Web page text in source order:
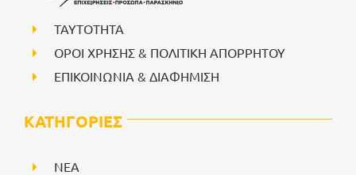
ΤΑΥΤΟΤΗΤΑ
ΟΡΟΙ ΧΡΗΣΗΣ & ΠΟΛΙΤΙΚΗ ΑΠΟΡΡΗΤΟΥ
ΕΠΙΚΟΙΝΩΝΙΑ & ΔΙΑΦΗΜΙΣΗ
ΚΑΤΗΓΟΡΙΕΣ
NEA